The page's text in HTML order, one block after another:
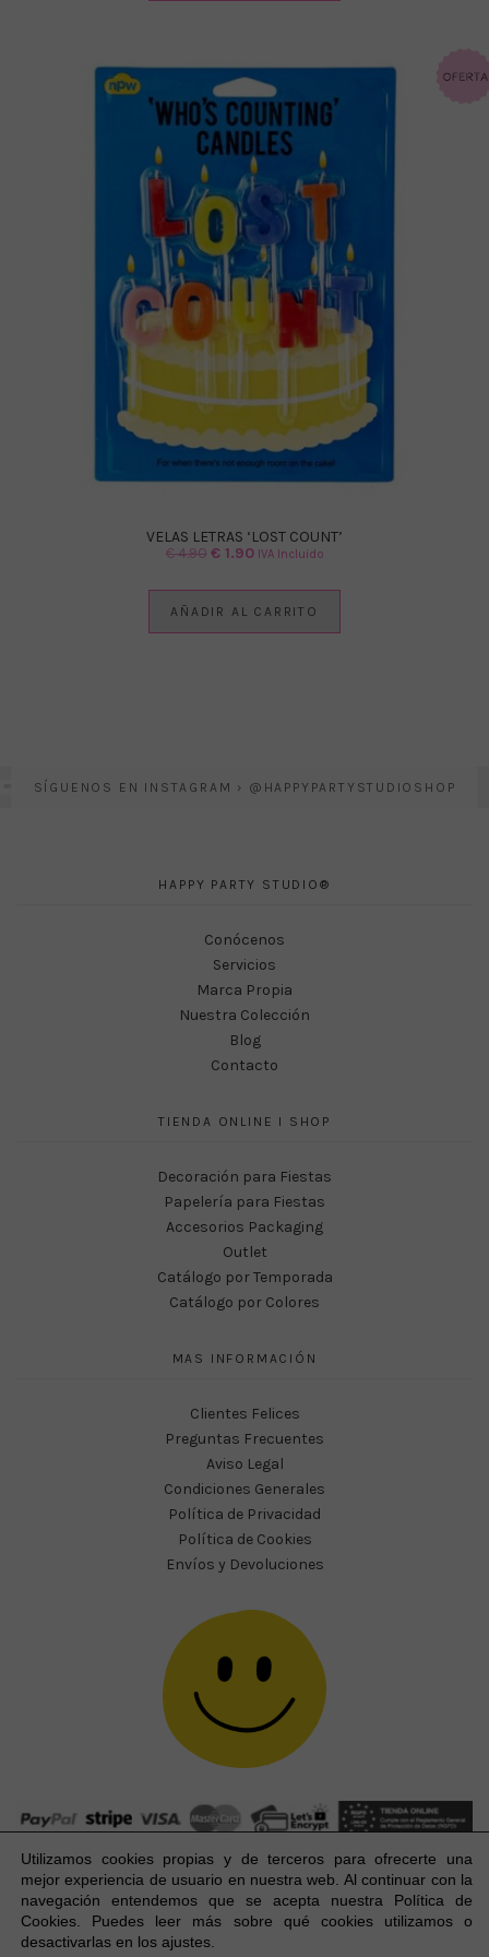
VELAS LETRAS ‘LOST COUNT’
€4.90 El
€1.90ElIVA Incluido
AÑADIR AL CARRITO
SÍGUENOS EN INSTAGRAM › @HAPPYPARTYSTUDIOSHOP
HAPPY PARTY STUDIO®
Conócenos
Servicios
Marca Propia
Nuestra Colección
Blog
Contacto
TIENDA ONLINE I SHOP
Decoración para Fiestas
Papelería para Fiestas
Accesorios Packaging
Outlet
Catálogo por Temporada
Catálogo por Colores
MAS INFORMACIÓN
Clientes Felices
Preguntas Frecuentes
Aviso Legal
Condiciones Generales
Política de Privacidad
Política de Cookies
Envíos y Devoluciones
Happy Party Studio® 2023-2026 I © Todos los derechos
reservados.
Utilizamos cookies propias y de terceros para ofrecerte una
mejor experiencia de usuario en nuestra web. Al continuar con la
navegación entendemos que se acepta nuestra Política de
Cookies. Puedes leer más sobre qué cookies utilizamos o
desactivarlas en los ajustes.
1